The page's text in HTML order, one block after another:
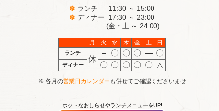
✽ ランチ 11:30 ～ 15:00
✽ ディナー 17:30 ～ 23:00
(金・土 ～ 24:00)
月 火 水 木 金 土 日
ランチ
休
– 〇 〇 〇 ― 〇
ディナー 〇 〇 〇 〇 〇 △
※ 各月の営業日カレンダー も併せてご確認くださいませ
ホットなおしらせやランチメニューをUP!